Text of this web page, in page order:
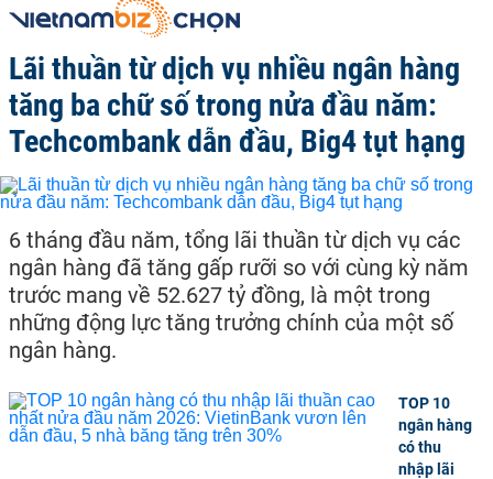
Lãi thuần từ dịch vụ nhiều ngân hàng
tăng ba chữ số trong nửa đầu năm:
Techcombank dẫn đầu, Big4 tụt hạng
6 tháng đầu năm, tổng lãi thuần từ dịch vụ các
ngân hàng đã tăng gấp rưỡi so với cùng kỳ năm
trước mang về 52.627 tỷ đồng, là một trong
những động lực tăng trưởng chính của một số
ngân hàng.
TOP 10
ngân hàng
có thu
nhập lãi